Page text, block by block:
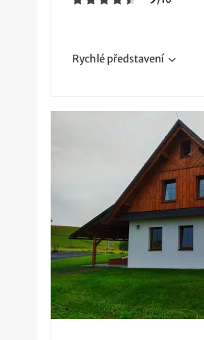
Rychlé představení